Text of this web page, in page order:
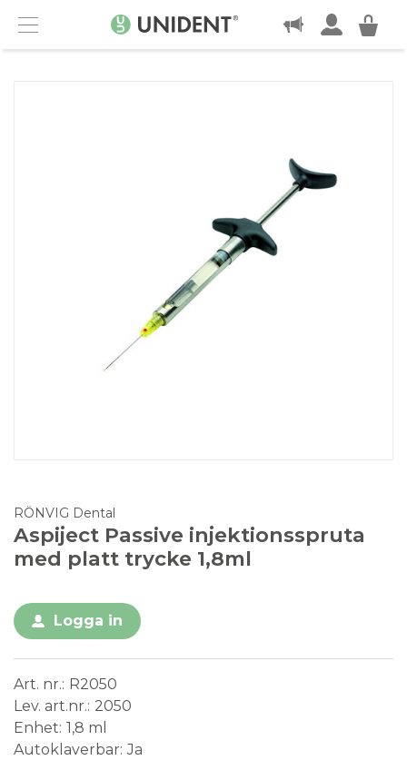
Menu
KONTAKT
RÖNVIG Dental
Aspiject Passive injektionsspruta
med platt trycke 1,8ml
Logga in
Art. nr. R2050
Lev. art.nr. 2050
Enhet 1,8 ml
Autoklaverbar Ja